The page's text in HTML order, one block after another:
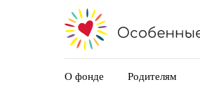
О фонде Родителям